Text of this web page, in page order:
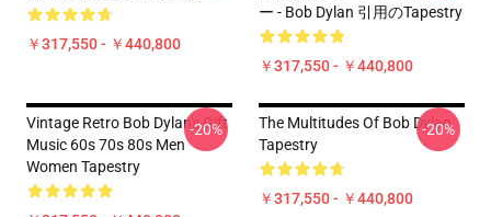
￥317,550 - ￥440,800
ー - Bob Dylan 引用のTapestry
￥317,550 - ￥440,800
Vintage Retro Bob Dylan's Gift
Music 60s 70s 80s Men
Women Tapestry
-20%
The Multitudes Of Bob Dylan
Tapestry
￥317,550 - ￥440,800
-20%